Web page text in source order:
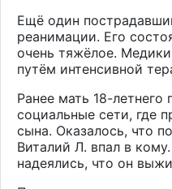
Ещё один
реанимации. Его
очень тяжёлое.
путём интенсивной
Ранее мать 18-летнего
социальные сети, где
сына. Оказалось, что
Виталий Л. впал в
надеялись, что он